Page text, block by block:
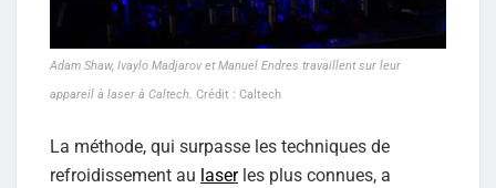
Adam Shaw, Ivaylo Madjarov et Manuel Endres travaillent sur leur
appareil à laser à Caltech. Crédit : Caltech
La méthode, qui surpasse les techniques de
refroidissement au laserles plus connues, a